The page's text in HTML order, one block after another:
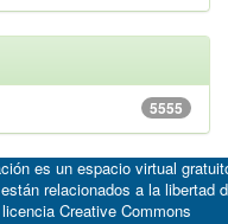
5555
es un espacio virtual
relacionados a la libertad
Creative Commons